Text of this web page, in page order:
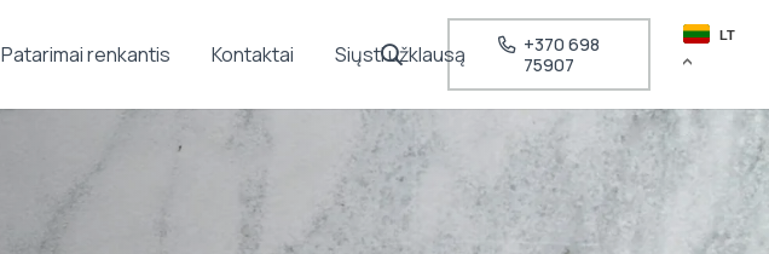
Patarimai renkantis Kontaktai Siųsti užklausą
+370 698
75907
LT